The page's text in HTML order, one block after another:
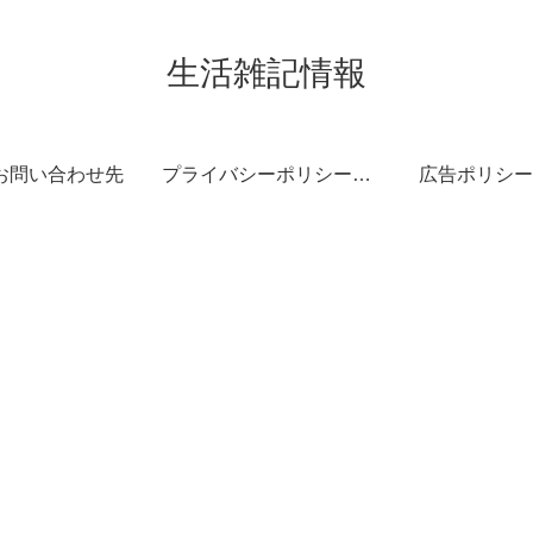
生活雑記情報
問い合わせ先 プライバシーポリシー・免責事項 広告ポリシー